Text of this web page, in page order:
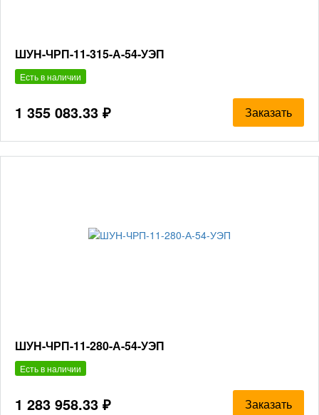
ШУН-ЧРП-11-315-А-54-УЭП
Есть в наличии
1 355 083.33 ₽ Заказать
ШУН-ЧРП-11-280-А-54-УЭП
Есть в наличии
1 283 958.33 ₽ Заказать